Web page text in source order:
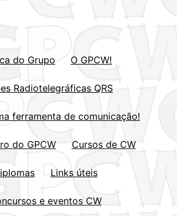
do Grupo O GPCW!
Radiotelegráficas QRS
ferramenta de comunicação!
do GPCW Cursos de CW
Links úteis
e eventos CW